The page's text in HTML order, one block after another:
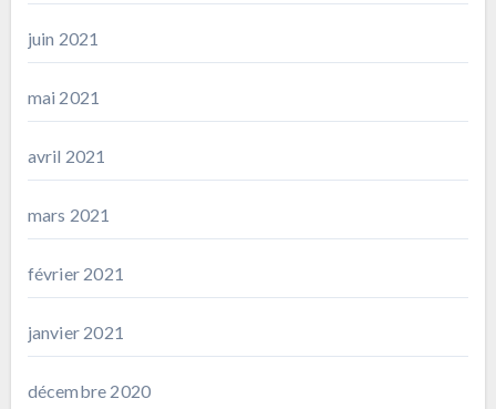
juin 2021
mai 2021
avril 2021
mars 2021
février 2021
janvier 2021
décembre 2020